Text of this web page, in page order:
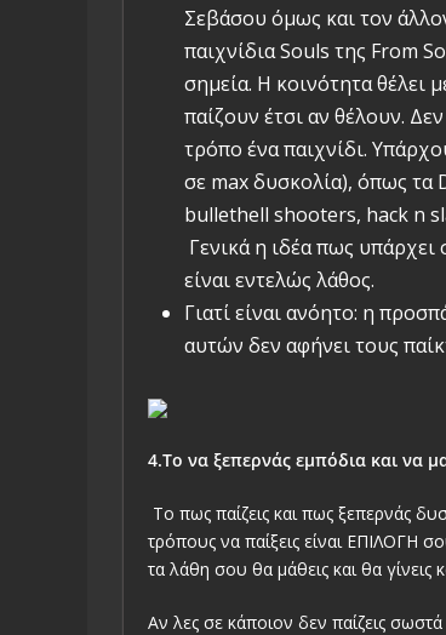
Σεβάσου όμως και τον
παιχνίδια Souls της From
σημεία. Η κοινότητα θέλει
παίζουν έτσι αν θέλουν.
τρόπο ένα παιχνίδι.
σε max δυσκολία), όπως
bullethell shooters, hack n
Γενικά η ιδέα πως υπάρχει
είναι εντελώς λάθος.
Γιατί είναι ανόητο: η
αυτών δεν αφήνει τους
4.Το να ξεπερνάς εμπόδια και να
Το πως παίζεις και πως ξεπερνάς
τρόπους να παίξεις είναι ΕΠΙΛΟΓΗ
τα λάθη σου θα μάθεις και θα γίνεις
Αν λες σε κάποιον δεν παίζεις